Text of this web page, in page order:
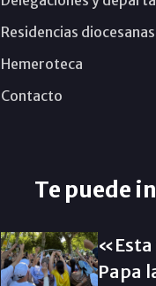
Residencias diocesanas
Hemeroteca
Contacto
Te puede
«Esta
Papa